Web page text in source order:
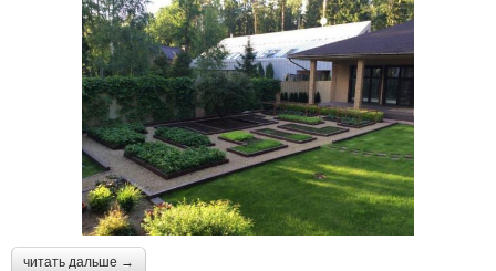
читать дальше →